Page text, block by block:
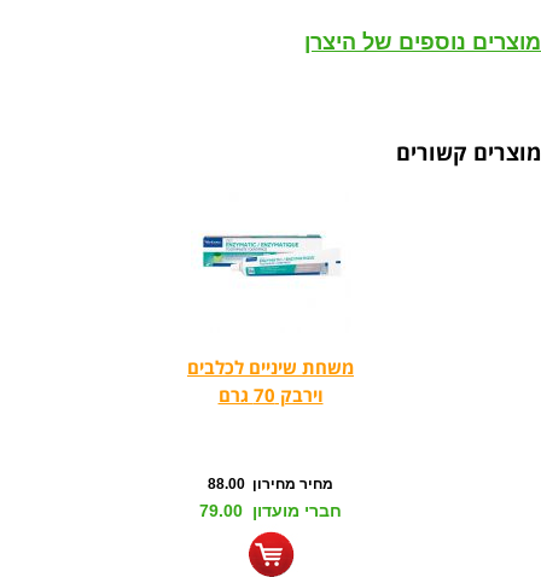
מוצרים נוספים של היצרן
מוצרים קשורים
משחת שיניים לכלבים
וירבק 70 גרם
מחיר מחירון 88.00
חברי מועדון 79.00